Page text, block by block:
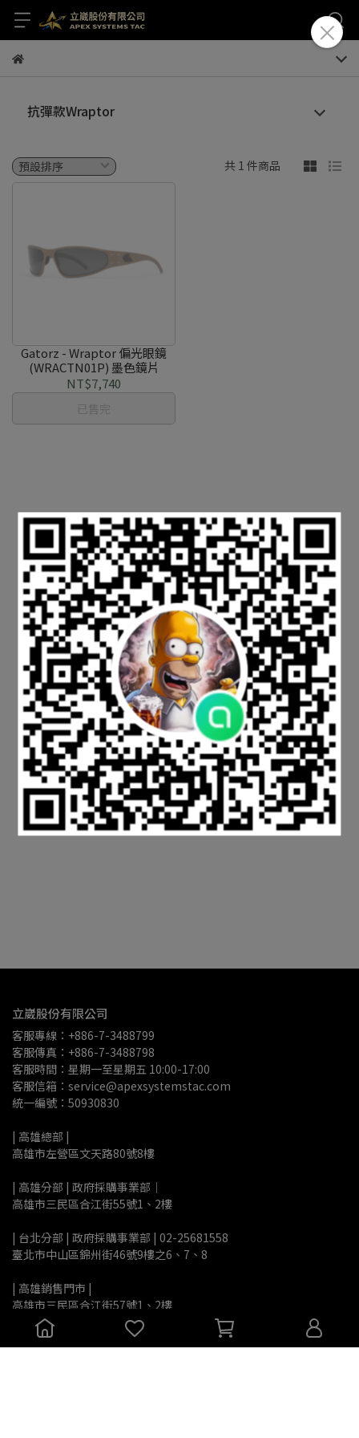
抗彈款Wraptor
共 1 件商品
Gatorz - Wraptor 偏光眼鏡
(WRACTN01P) 墨色鏡片
NT$7,740
已售完
立崴股份有限公司
客服專線：+886-7-3488799
客服傳真：+886-7-3488798
客服時間：星期一至星期五 10:00-17:00
客服信箱：service@apexsystemstac.com
統一編號：50930830
| 高雄總部 |
高雄市左營區文天路80號8樓
| 高雄分部 | 政府採購事業部｜
高雄市三民區合江街55號1、2樓
| 台北分部 | 政府採購事業部 | 02-25681558
臺北市中山區錦州街46號9樓之6、7、8
| 高雄銷售門市 |
高雄市三民區合江街57號1、2樓
法律顧問：